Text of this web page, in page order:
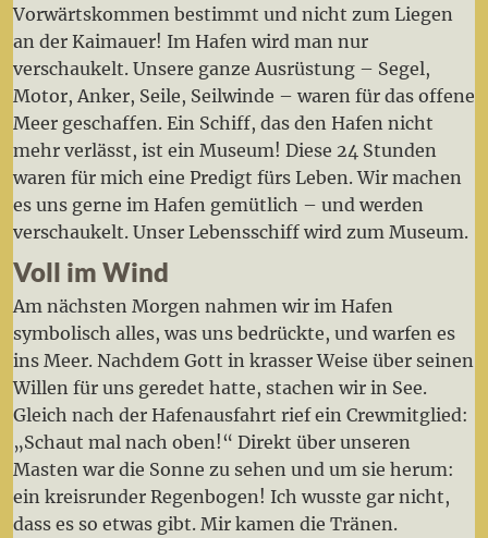
Vorwärtskommen bestimmt und nicht zum Liegen
an der Kaimauer! Im Hafen wird man nur
verschaukelt. Unsere ganze Ausrüstung – Segel,
Motor, Anker, Seile, Seilwinde – waren für das offene
Meer geschaffen. Ein Schiff, das den Hafen nicht
mehr verlässt, ist ein Museum! Diese 24 Stunden
waren für mich eine Predigt fürs Leben. Wir machen
es uns gerne im Hafen gemütlich – und werden
verschaukelt. Unser Lebensschiff wird zum Museum.
Voll im Wind
Am nächsten Morgen nahmen wir im Hafen
symbolisch alles, was uns bedrückte, und warfen es
ins Meer. Nachdem Gott in krasser Weise über seinen
Willen für uns geredet hatte, stachen wir in See.
Gleich nach der Hafenausfahrt rief ein Crewmitglied:
„Schaut mal nach oben!“ Direkt über unseren
Masten war die Sonne zu sehen und um sie herum:
ein kreisrunder Regenbogen! Ich wusste gar nicht,
dass es so etwas gibt. Mir kamen die Tränen.